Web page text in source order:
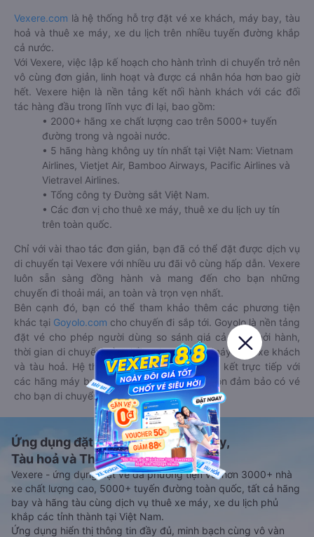
Vexere.com là hệ thống hỗ trợ đặt vé xe khách, máy bay, tàu
hoả và thuê xe máy, xe du lịch trên nhiều tuyến đường khắp
cả nước.
Với Vexere, việc lập kế hoạch cho hành trình di chuyển trở nên
vô cùng đơn giản, linh hoạt và được cá nhân hóa hơn bao giờ
hết. Vexere hiện là nền tảng kết nối hành khách với các đối
tác hàng đầu trong lĩnh vực đi lại, bao gồm:
• 2000+ hãng xe chất lượng cao trên 5000+ tuyến
đường trong và ngoài nước.
• 5 hãng hàng không uy tín nhất tại Việt Nam: Vietnam
Airlines, Vietjet Air, Bamboo Airways, Pacific Airlines và
Vietravel Airlines.
• Tổng công ty Đường sắt Việt Nam.
• Các đơn vị cho thuê xe máy, thuê xe du lịch uy tín
trên toàn quốc.
Chỉ với vài thao tác đơn giản, bạn đã có thể đặt được dịch vụ
di chuyển tại Vexere với nhiều ưu đãi vô cùng hấp dẫn. Vexere
luôn sẵn sàng đồng hành và mang đến cho bạn những
chuyến đi thoải mái, an toàn và trọn vẹn nhất.
Bên cạnh đó, bạn có thể tham khảo thêm các phương tiện
khác tại Goyolo.com cho chuyến đi sắp tới. Goyolo là nền tảng
đặt vé cho phép người dùng so sánh giá cả, giờ khởi hành,
thời gian di chuyển của nhiều phương tiện máy bay, xe khách
và tàu hoả. Hệ thống của Goyolo được liên kết trực tiếp với
các hãng máy bay, xe khách và tàu hoả, luôn đảm bảo có vé
cho bạn di chuyển.
Ứng dụng đặt vé Xe khách, Máy bay,
Tàu hoả và Thuê xe
Vexere - ứng dụng đặt vé đa phương tiện với hơn 3000+ nhà
xe chất lượng cao, 5000+ tuyến đường toàn quốc, tất cả hãng
bay và hãng tàu cùng dịch vụ thuê xe máy, xe du lịch phủ
khắp các tỉnh thành tại Việt Nam.
Ứng dụng hiển thị thông tin đầy đủ, minh bạch cùng vô vàn